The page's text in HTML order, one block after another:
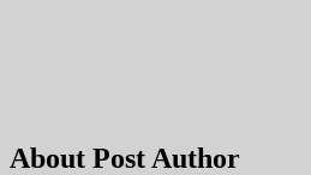
About Post Author